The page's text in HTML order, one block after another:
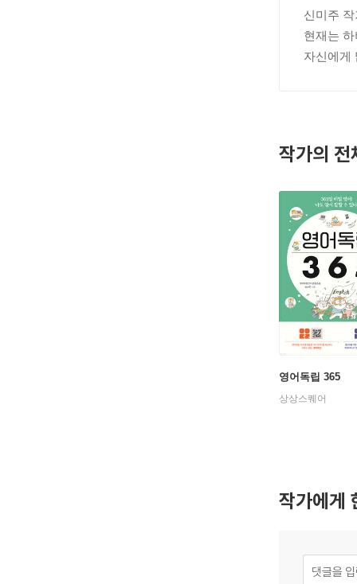
신미주
현재는
자신에게
작가의 전
영어독립 365
상상스퀘어
작가에게